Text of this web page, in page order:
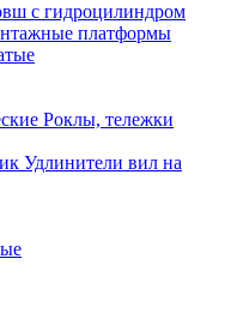
с гидроцилиндром
платформы
Роклы, тележки
Удлинители вил на